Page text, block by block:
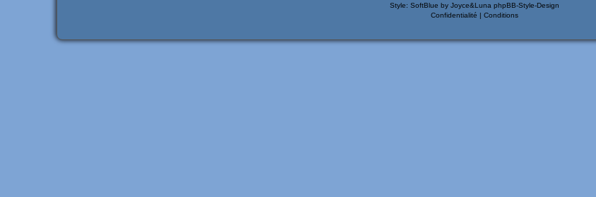
Style: SoftBlue by Joyce&Luna phpBB-Style-Design
Confidentialité | Conditions